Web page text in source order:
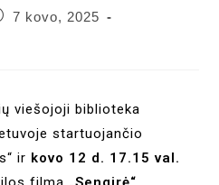
7 kovo, 2025
viešojoji biblioteka
startuojančio
ir kovo 12 d. 17.15 val.